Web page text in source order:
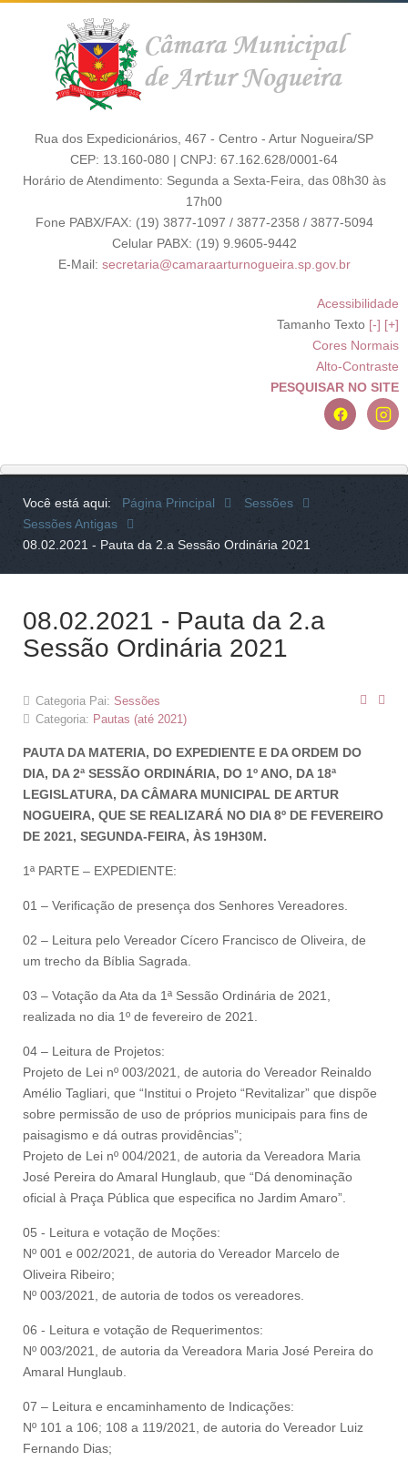
Rua dos Expedicionários, 467 - Centro - Artur Nogueira/SP
CEP: 13.160-080 | CNPJ: 67.162.628/0001-64
Horário de Atendimento: Segunda a Sexta-Feira, das 08h30 às
17h00
Fone PABX/FAX: (19) 3877-1097 / 3877-2358 / 3877-5094
Celular PABX: (19) 9.9605-9442
E-Mail: secretaria@camaraarturnogueira.sp.gov.br
Acessibilidade
Tamanho Texto [-] [+]
Cores Normais
Alto-Contraste
PESQUISAR NO SITE
Você está aqui: Página Principal
Sessões
Sessões Antigas
08.02.2021 - Pauta da 2.a Sessão Ordinária 2021
08.02.2021 - Pauta da 2.a
Sessão Ordinária 2021
Categoria Pai: Sessões
Categoria: Pautas (até 2021)
PAUTA DA MATERIA, DO EXPEDIENTE E DA ORDEM DO
DIA, DA 2ª SESSÃO ORDINÁRIA, DO 1º ANO, DA 18ª
LEGISLATURA, DA CÂMARA MUNICIPAL DE ARTUR
NOGUEIRA, QUE SE REALIZARÁ NO DIA 8º DE FEVEREIRO
DE 2021, SEGUNDA-FEIRA, ÀS 19H30M.
1ª PARTE – EXPEDIENTE:
01 – Verificação de presença dos Senhores Vereadores.
02 – Leitura pelo Vereador Cícero Francisco de Oliveira, de
um trecho da Bíblia Sagrada.
03 – Votação da Ata da 1ª Sessão Ordinária de 2021,
realizada no dia 1º de fevereiro de 2021.
04 – Leitura de Projetos:
Projeto de Lei nº 003/2021, de autoria do Vereador Reinaldo
Amélio Tagliari, que “Institui o Projeto “Revitalizar” que dispõe
sobre permissão de uso de próprios municipais para fins de
paisagismo e dá outras providências”;
Projeto de Lei nº 004/2021, de autoria da Vereadora Maria
José Pereira do Amaral Hunglaub, que “Dá denominação
oficial à Praça Pública que especifica no Jardim Amaro”.
05 - Leitura e votação de Moções:
Nº 001 e 002/2021, de autoria do Vereador Marcelo de
Oliveira Ribeiro;
Nº 003/2021, de autoria de todos os vereadores.
06 - Leitura e votação de Requerimentos:
Nº 003/2021, de autoria da Vereadora Maria José Pereira do
Amaral Hunglaub.
07 – Leitura e encaminhamento de Indicações:
Nº 101 a 106; 108 a 119/2021, de autoria do Vereador Luiz
Fernando Dias;